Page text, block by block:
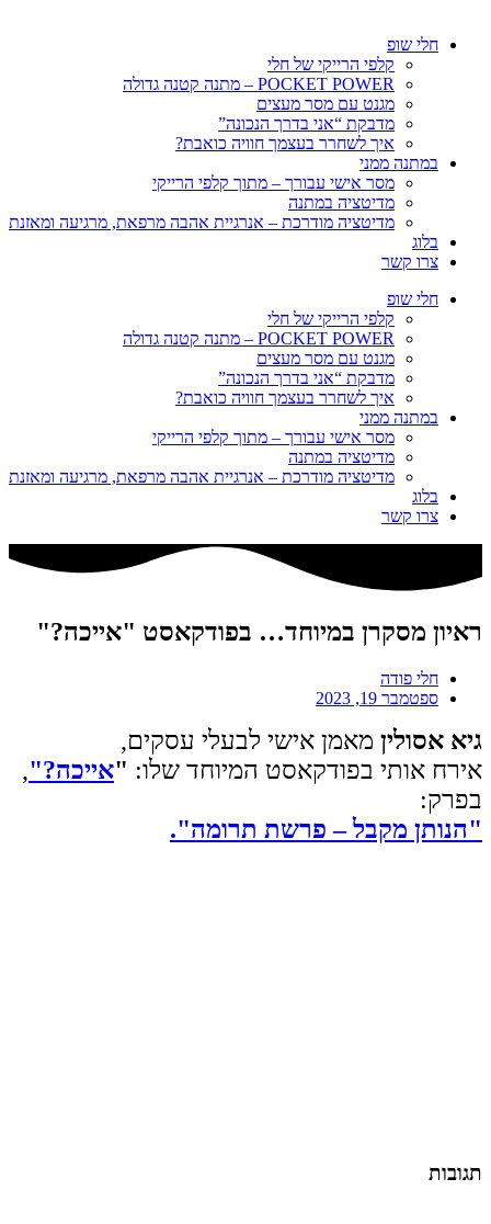
חלי שופ
קלפי הרייקי של חלי
POCKET POWER – מתנה קטנה גדולה
מגנט עם מסר מעצים
מדבקת “אני בדרך הנכונה”
איך לשחרר בעצמך חוויה כואבת?
במתנה ממני
מסר אישי עבורך – מתוך קלפי הרייקי
מדיטציה במתנה
מדיטציה מודרכת – אנרגיית אהבה מרפאת, מרגיעה ומאזנת
בלוג
צרו קשר
חלי שופ
קלפי הרייקי של חלי
POCKET POWER – מתנה קטנה גדולה
מגנט עם מסר מעצים
מדבקת “אני בדרך הנכונה”
איך לשחרר בעצמך חוויה כואבת?
במתנה ממני
מסר אישי עבורך – מתוך קלפי הרייקי
מדיטציה במתנה
מדיטציה מודרכת – אנרגיית אהבה מרפאת, מרגיעה ומאזנת
בלוג
צרו קשר
ראיון מסקרן במיוחד… בפודקאסט "אייכה?"
חלי פודה
ספטמבר 19, 2023
גיא אסולין מאמן אישי לבעלי עסקים,
אירח אותי בפודקאסט המיוחד שלו: "אייכה?",
בפרק:
"הנותן מקבל – פרשת תרומה".
תגובות